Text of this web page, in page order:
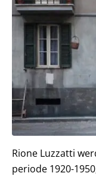
Rione Luzzatti
periode 1920-